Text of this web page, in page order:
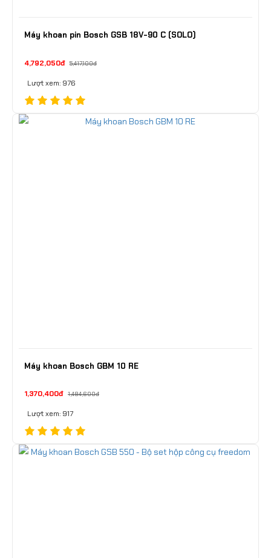
Máy khoan pin Bosch GSB 18V-90 C (SOLO)
4,792,050đ 5,417,100đ
Lượt xem: 976
Máy khoan Bosch GBM 10 RE
1,370,400đ 1,484,600đ
Lượt xem: 917